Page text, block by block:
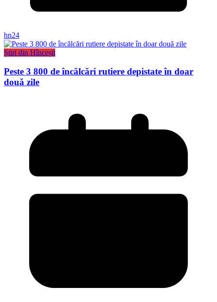
hn24
Știri din Hîncești
Peste 3 800 de încălcări rutiere depistate în doar
două zile